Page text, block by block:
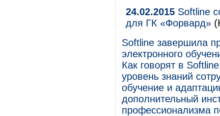
24.02.2015 Softline
для ГК «Форвард»
Softline завершила
электронного
Как говорят в
уровень знаний
обучение и
дополнительный
профессионализма